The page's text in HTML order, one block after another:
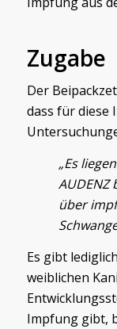
Zugabe
Der
dass für diese
„Es
AUDENZ
über
Es gibt
weiblichen
Impfung gibt,